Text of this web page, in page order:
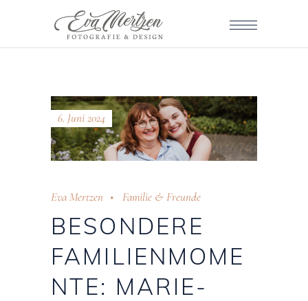
6. Juni 2024
Eva Mertzen Familie & Freunde
BESONDERE
FAMILIENMOME
NTE: MARIE-